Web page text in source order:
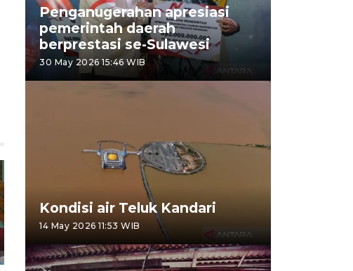
Penganugerahan apresiasi
pemerintah daerah
berprestasi se-Sulawesi
30 May 2026 15:46 WIB
Kondisi air Teluk Kandari
14 May 2026 11:53 WIB